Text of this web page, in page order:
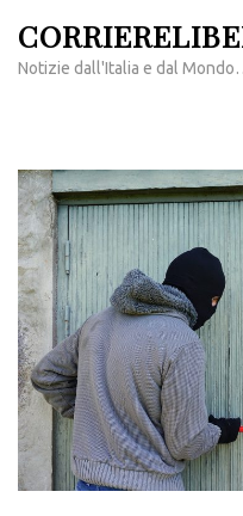
contenuto
Notizie dall'Italia e dal